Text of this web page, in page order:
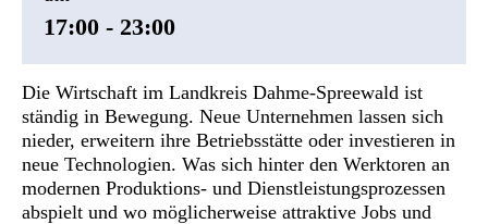
17:00 - 23:00
Die Wirtschaft im Landkreis Dahme-Spreewald ist
ständig in Bewegung. Neue Unternehmen lassen sich
nieder, erweitern ihre Betriebsstätte oder investieren in
neue Technologien. Was sich hinter den Werktoren an
modernen Produktions- und Dienstleistungsprozessen
abspielt und wo möglicherweise attraktive Jobs und